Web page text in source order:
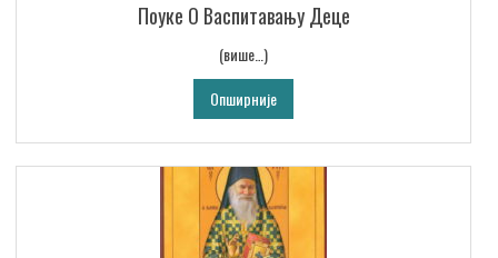
Поуке О Васпитавању Деце
(више…)
Опширније